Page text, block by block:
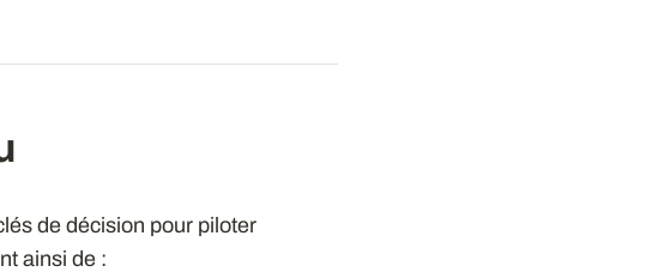
de décision pour piloter
ainsi de :